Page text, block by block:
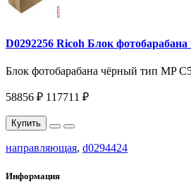
D0292256 Ricoh Блок
Блок фотобарабана чёрный тип MP
58856 ₽ 117711 ₽
Купить
направляющая, d0294424
Информация